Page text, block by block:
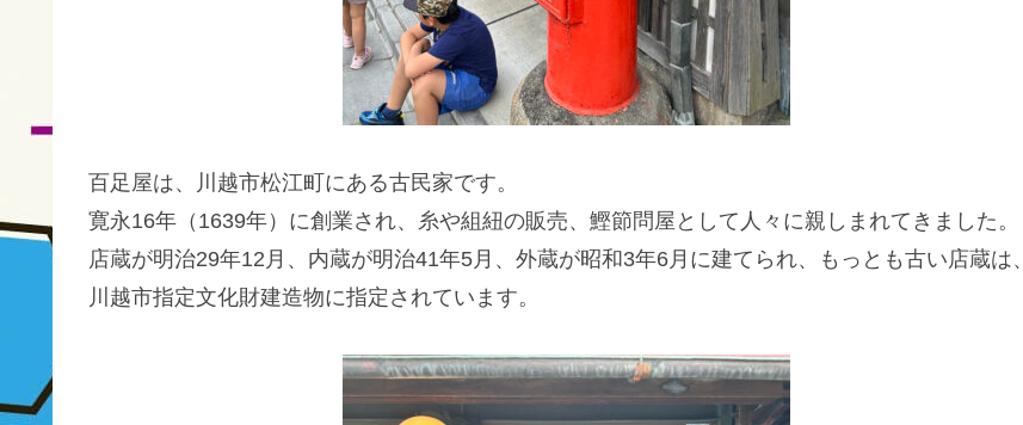
百足屋は、川越市松江町にある古民家です。
寛永16年（1639年）に創業され、糸や組紐の販売、鰹節問屋として人々に親しまれてきました。
店蔵が明治29年12月、内蔵が明治41年5月、外蔵が昭和3年6月に建てられ、もっとも古い店蔵は、
川越市指定文化財建造物に指定されています。